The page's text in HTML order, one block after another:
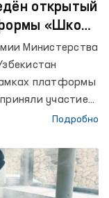
открытый
«Школа
Министерства
платформы
участие
МВД,
было охвачено
Подробно